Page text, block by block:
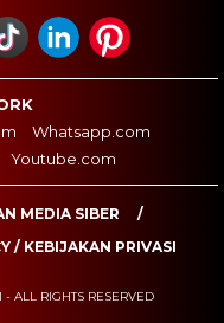
Whatsapp.com
Youtube.com
MEDIA SIBER
/ KEBIJAKAN PRIVASI
ALL RIGHTS RESERVED